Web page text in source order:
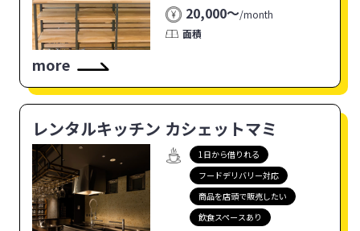
20,000〜/month
面積
more
レンタルキッチン カシェットマミ
1日から借りれる
フードデリバリー対応
商品を店頭で販売したい
飲食スペースあり